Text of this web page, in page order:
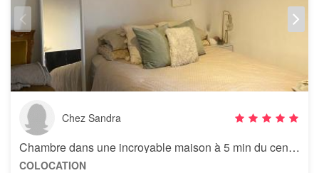
Chez Sandra
Chambre dans une incroyable maison à 5 min du centre
COLOCATION